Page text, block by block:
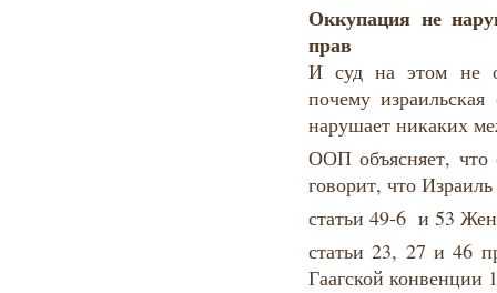
Оккупация не
прав
И суд на этом не
почему
нарушает никаких
ООП объясняет, что
говорит, что
статьи 49-6 и 53
статьи 23, 27 и 46
Гаагской конвенции